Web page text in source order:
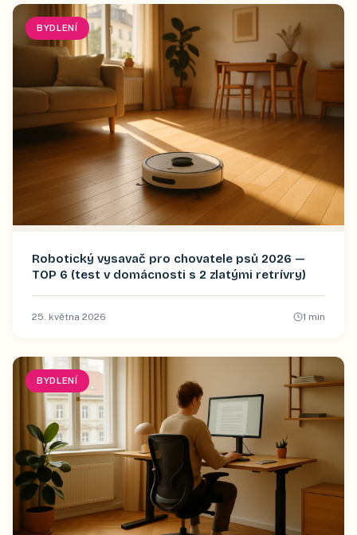
BYDLENÍ
Robotický vysavač pro chovatele psů 2026 —
TOP 6 (test v domácnosti s 2 zlatými retrívry)
25. května 2026 1 min
BYDLENÍ